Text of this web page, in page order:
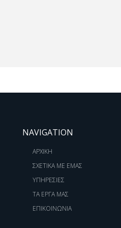
NAVIGATION
ΑΡΧΙΚΗ
ΣΧΕΤΙΚΑ ΜΕ ΕΜΑΣ
ΥΠΗΡΕΣΙΕΣ
ΤΑ ΕΡΓΑ ΜΑΣ
ΕΠΙΚΟΙΝΩΝΙΑ